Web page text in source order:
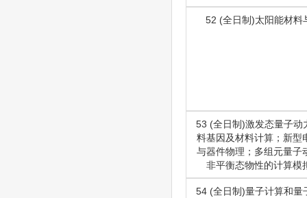
52 (全日制)太阳能材料
53 (全日制)激发态量子动
料基因及材料计算；新型
与器件物理；多组元量子
非平衡态物性的计算模
54 (全日制)量子计算和量